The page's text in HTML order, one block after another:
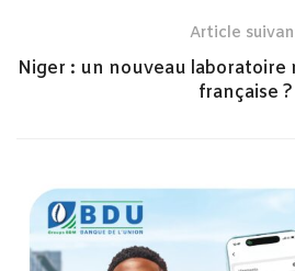
Article
Niger : un nouveau laboratoire
française ?